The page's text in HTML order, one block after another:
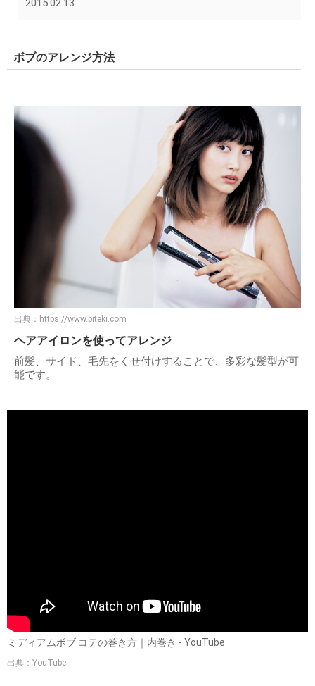
2015.02.13
ボブのアレンジ方法
出典： https://www.biteki.com
ヘアアイロンを使ってアレンジ
前髪、サイド、毛先をくせ付けすることで、多彩な髪型が可
能です。
ミディアムボブ コテの巻き方｜内巻き - YouTube
出典：YouTube